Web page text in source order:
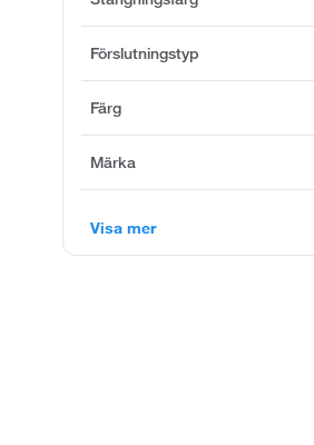
Förslutningstyp
Färg
Märka
Visa mer